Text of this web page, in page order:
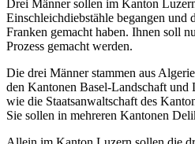
Drei Männer sollen im Kanton
Einschleichdiebstähle begangen und
Franken gemacht haben. Ihnen soll
Prozess gemacht werden.
Die drei Männer stammen aus
den Kantonen Basel-Landschaft und
wie die Staatsanwaltschaft des
Sie sollen in mehreren Kantonen